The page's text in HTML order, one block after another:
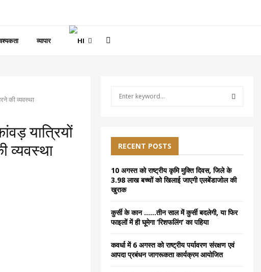
व्यापार
की व्यवस्था
यात्रियों
व्यवस्था
f
o
r
:
R
H
RECENT POSTS
10 अगस्त को राष्ट्रीय कृमि मुक्ति दिवस, जिले के
3.98 लाख बच्चों को खिलाई जाएगी एलबेंडाजोल की
खुराक
कुर्सी के कान ……तीन साल में कुर्सी बदलेगी, या फिर
फाइलों में ही घूमेगा ‘रिशफलिंग’ का पहिया
कवर्धा में 6 अगस्त को राष्ट्रीय पर्यावरण संरक्षण एवं
आपदा प्रबंधन जागरूकता कार्यक्रम आयोजित